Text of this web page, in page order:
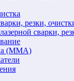
резки,
сварки,
(MMA)